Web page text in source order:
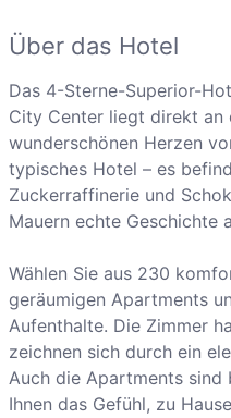
Über das Hotel
Das 4-Sterne-Superior-
City Center liegt direkt an
wunderschönen Herzen
typisches Hotel – es
Zuckerraffinerie und
Mauern echte Geschichte
Wählen Sie aus 230
geräumigen Apartments
Aufenthalte. Die Zimmer
zeichnen sich durch ein
Auch die Apartments sind
Ihnen das Gefühl, zu